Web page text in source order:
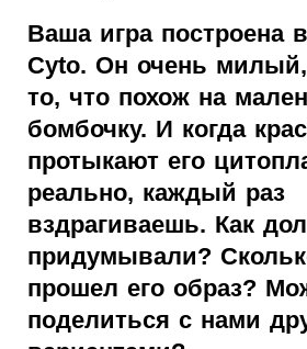
Ваша игра построена
Cyto. Он очень
то, что похож на
бомбочку. И когда
протыкают его
реально, каждый раз
вздрагиваешь. Как
придумывали?
прошел его образ?
поделиться с нами